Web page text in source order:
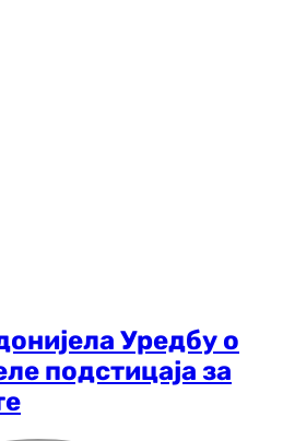
Уредбу о
подстицаја за